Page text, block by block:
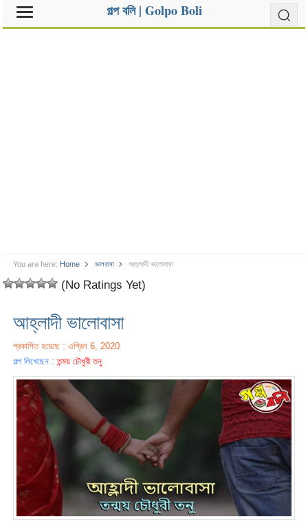
গল্প বলি | Golpo Boli
You are here: Home ভালবাসা আহ্লাদী ভালোবাসা
(No Ratings Yet)
আহ্লাদী ভালোবাসা
প্রকাশিত হয়েছে : এপ্রিল 6, 2020
গল্প লিখেছেন :তন্ময় চৌধুরী তনু